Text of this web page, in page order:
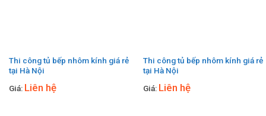
Thi công tủ bếp nhôm kính giá rẻ
tại Hà Nội
Giá: Liên hệ
Thi công tủ bếp nhôm kính giá rẻ
tại Hà Nội
Giá: Liên hệ